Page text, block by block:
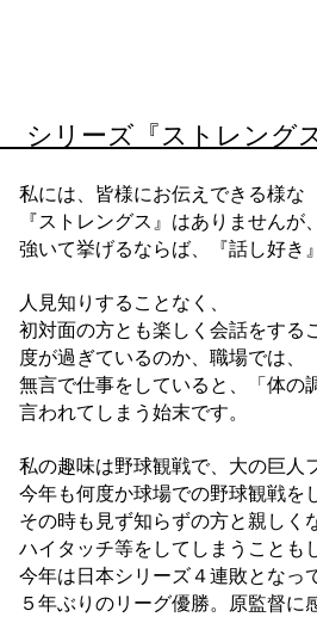
シリーズ『ストレン
私には、皆様にお伝えできる様な
『ストレングス』はありませんが、
強いて挙げるならば、『話し好き
人見知りすることなく、
初対面の方とも楽しく会話をする
度が過ぎているのか、職場では、
無言で仕事をしていると、「体の
言われてしまう始末です。
私の趣味は野球観戦で、大の巨人
今年も何度か球場での野球観戦を
その時も見ず知らずの方と親しくな
ハイタッチ等をしてしまうことも
今年は日本シリーズ４連敗となっ
５年ぶりのリーグ優勝。原監督に